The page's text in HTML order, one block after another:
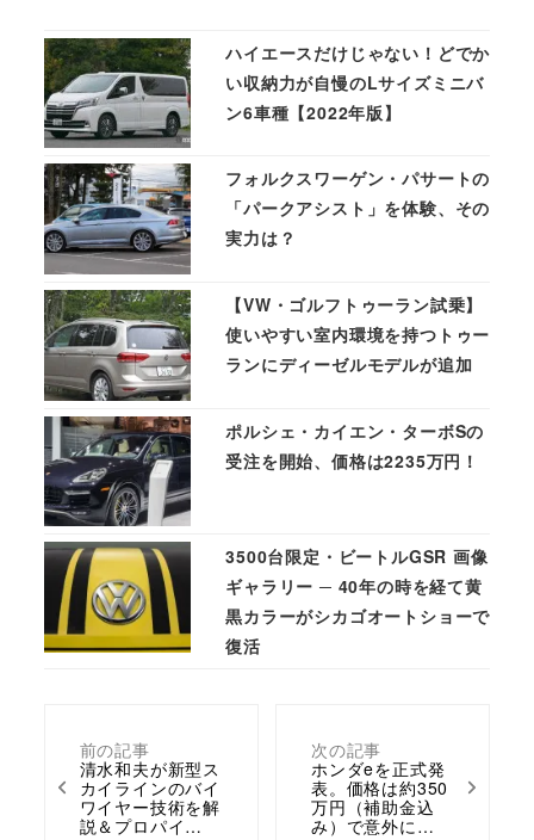
前の記事
清水和夫が新型ス
カイラインのバイ
ワイヤー技術を解
説＆プロパイ…
次の記事
ホンダeを正式発
表。価格は約350
万円（補助金込
み）で意外に…
ハイエースだけじゃない！どでか
い収納力が自慢のLサイズミニバ
ン6車種【2022年版】
フォルクスワーゲン・パサートの
「パークアシスト」を体験、その
実力は？
【VW・ゴルフトゥーラン試乗】
使いやすい室内環境を持つトゥー
ランにディーゼルモデルが追加
ポルシェ・カイエン・ターボSの
受注を開始、価格は2235万円！
3500台限定・ビートルGSR 画像
ギャラリー ─ 40年の時を経て黄
黒カラーがシカゴオートショーで
復活